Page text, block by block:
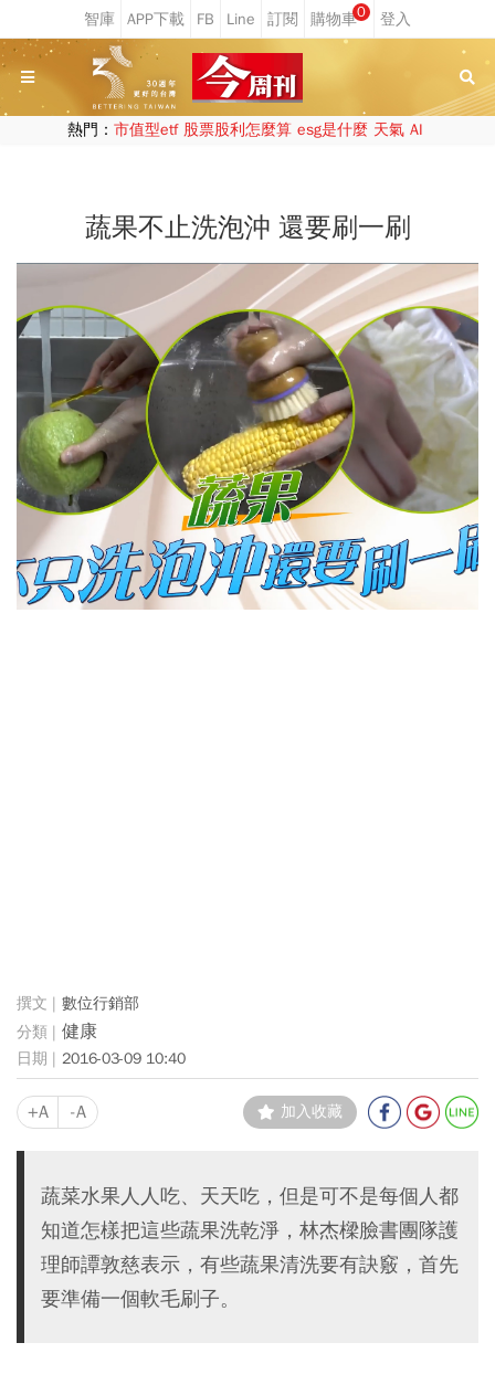
0
熱門： 市值型etf 股票股利怎麼算 esg是什麼 天氣 AI
蔬果不止洗泡沖 還要刷一刷
數位行銷部
健康
2016-03-09 10:40
+A -A 加入收藏
蔬菜水果人人吃、天天吃，但是可不是每個人都
知道怎樣把這些蔬果洗乾淨，林杰樑臉書團隊護
理師譚敦慈表示，有些蔬果清洗要有訣竅，首先
要準備一個軟毛刷子。